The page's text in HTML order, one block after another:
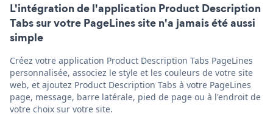
L'intégration de l'application Product Description
Tabs sur votre PageLines site n'a jamais été aussi
simple
Créez votre application Product Description Tabs PageLines
personnalisée, associez le style et les couleurs de votre site
web, et ajoutez Product Description Tabs à votre PageLines
page, message, barre latérale, pied de page ou à l'endroit de
votre choix sur votre site.